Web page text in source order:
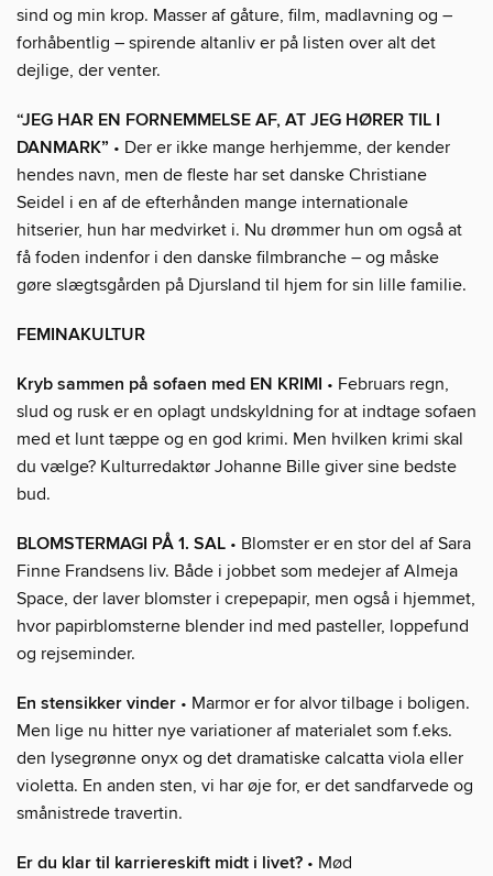
sind og min krop. Masser af gåture, film, madlavning og –
forhåbentlig – spirende altanliv er på listen over alt det
dejlige, der venter.
“JEG HAR EN FORNEMMELSE AF, AT JEG HØRER TIL I
DANMARK” • Der er ikke mange herhjemme, der kender
hendes navn, men de fleste har set danske Christiane
Seidel i en af de efterhånden mange internationale
hitserier, hun har medvirket i. Nu drømmer hun om også at
få foden indenfor i den danske filmbranche – og måske
gøre slægtsgården på Djursland til hjem for sin lille familie.
FEMINAKULTUR
Kryb sammen på sofaen med EN KRIMI • Februars regn,
slud og rusk er en oplagt undskyldning for at indtage sofaen
med et lunt tæppe og en god krimi. Men hvilken krimi skal
du vælge? Kulturredaktør Johanne Bille giver sine bedste
bud.
BLOMSTERMAGI PÅ 1. SAL • Blomster er en stor del af Sara
Finne Frandsens liv. Både i jobbet som medejer af Almeja
Space, der laver blomster i crepepapir, men også i hjemmet,
hvor papirblomsterne blender ind med pasteller, loppefund
og rejseminder.
En stensikker vinder • Marmor er for alvor tilbage i boligen.
Men lige nu hitter nye variationer af materialet som f.eks.
den lysegrønne onyx og det dramatiske calcatta viola eller
violetta. En anden sten, vi har øje for, er det sandfarvede og
smånistrede travertin.
Er du klar til karriereskift midt i livet? • Mød